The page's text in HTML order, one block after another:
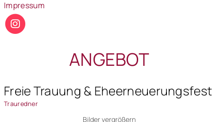
Impressum
ANGEBOT
Freie Trauung & Eheerneuerungsfest
Trauredner
Bilder vergrößern